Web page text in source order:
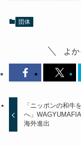
団体
よ
「ニッポンの和牛
へ」
海外進出